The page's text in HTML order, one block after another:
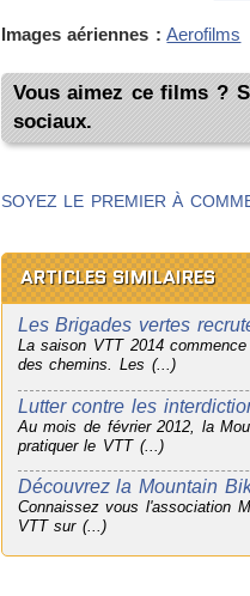
Images aériennes : Aerofilms
Vous aimez ce films ?
sociaux.
SOYEZ LE PREMIER À
ARTICLES SIMILAIRES
Les Brigades vertes
La saison VTT 2014
des chemins. Les (...)
Lutter contre les
Au mois de février 2012, la
pratiquer le VTT (...)
Découvrez la Mountain
Connaissez vous l'association
VTT sur (...)